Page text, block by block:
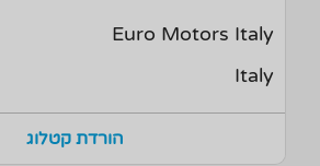
Euro Motors Italy
Italy
הורדת קטלוג